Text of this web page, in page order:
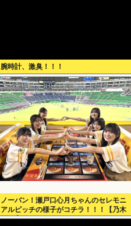
腕時計、激臭！！！
ノーバン！瀬戸口心月ちゃんのセレモニ
アルピッチの様子がコチラ！！！【乃木
坂46】